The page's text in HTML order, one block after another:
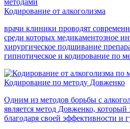
Кодирование от алкоголизма
врачи клиники проводят
среди которых медикаментозное
хирургическое подшивание
гипнотическое и кодирование по
Кодирование по методу Довженко
Одним из методов борьбы с
является метод Довженко, который
благодаря своей эффективности и